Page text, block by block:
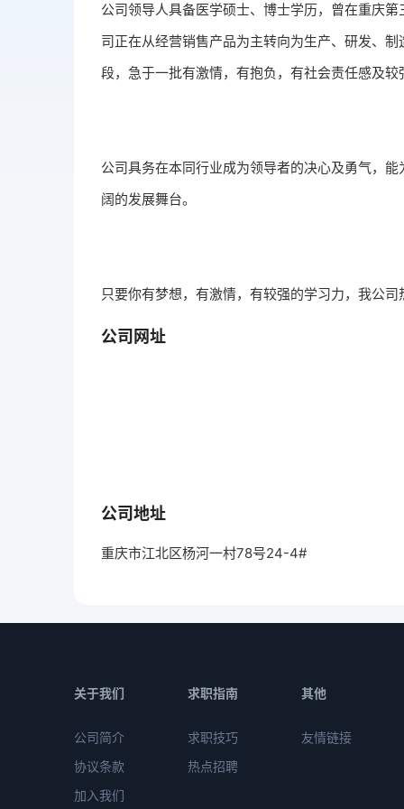
公司领导人具备医学硕士、博士学历，曾在重庆
司正在从经营销售产品为主转向为生产、研发、
段，急于一批有激情，有抱负，有社会责任感及
公司具务在本同行业成为领导者的决心及勇气，
阔的发展舞台。
只要你有梦想，有激情，有较强的学习力，我公
公司网址
公司地址
重庆市江北区杨河一村78号24-4#
关于我们
公司简介
协议条款
加入我们
求职指南
求职技巧
热点招聘
其他
友情链接